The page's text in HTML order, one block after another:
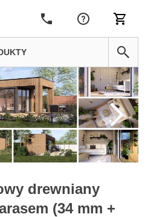
drewniany
(34 mm +